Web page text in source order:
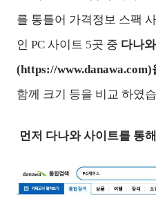
를 통틀어 가격정보 스팩
인 PC 사이트 5곳 중 다나와
(https://www.danawa.com)
함께 크기 등을 비교 하였
먼저 다나와 사이트를 통